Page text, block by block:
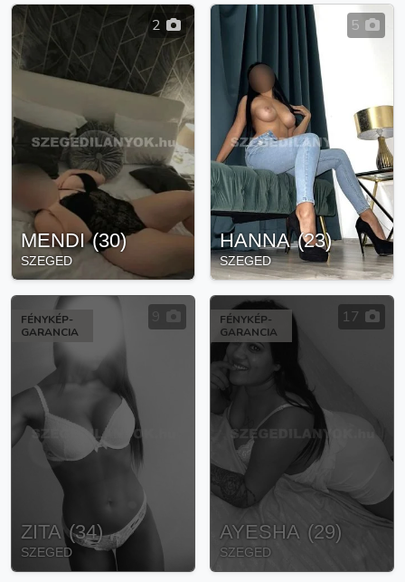
2
MENDI (30)
SZEGED
5
HANNA (23)
SZEGED
FÉNYKÉP-
GARANCIA
ZITA (34)
SZEGED
FÉNYKÉP-
GARANCIA
17
AYESHA (29)
SZEGED